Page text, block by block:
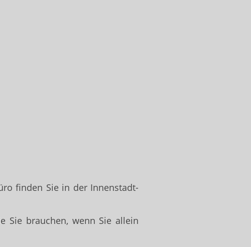
finden Sie in der Innenstadt-
Sie brauchen, wenn Sie allein